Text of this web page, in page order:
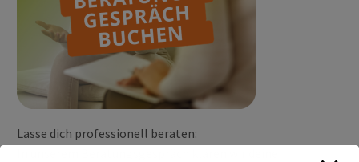
Lasse dich professionell beraten: